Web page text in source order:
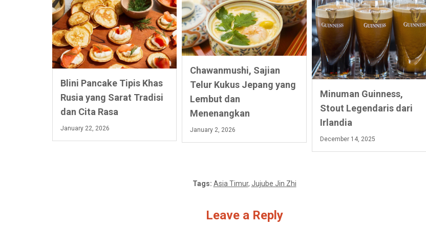
Blini Pancake Tipis Khas
Rusia yang Sarat Tradisi
dan Cita Rasa
January 22, 2026
Chawanmushi, Sajian
Telur Kukus Jepang yang
Lembut dan
Menenangkan
January 2, 2026
Minuman Guinness,
Stout Legendaris dari
Irlandia
December 14, 2025
Tags: Asia Timur, Jujube Jin Zhi
Leave a Reply